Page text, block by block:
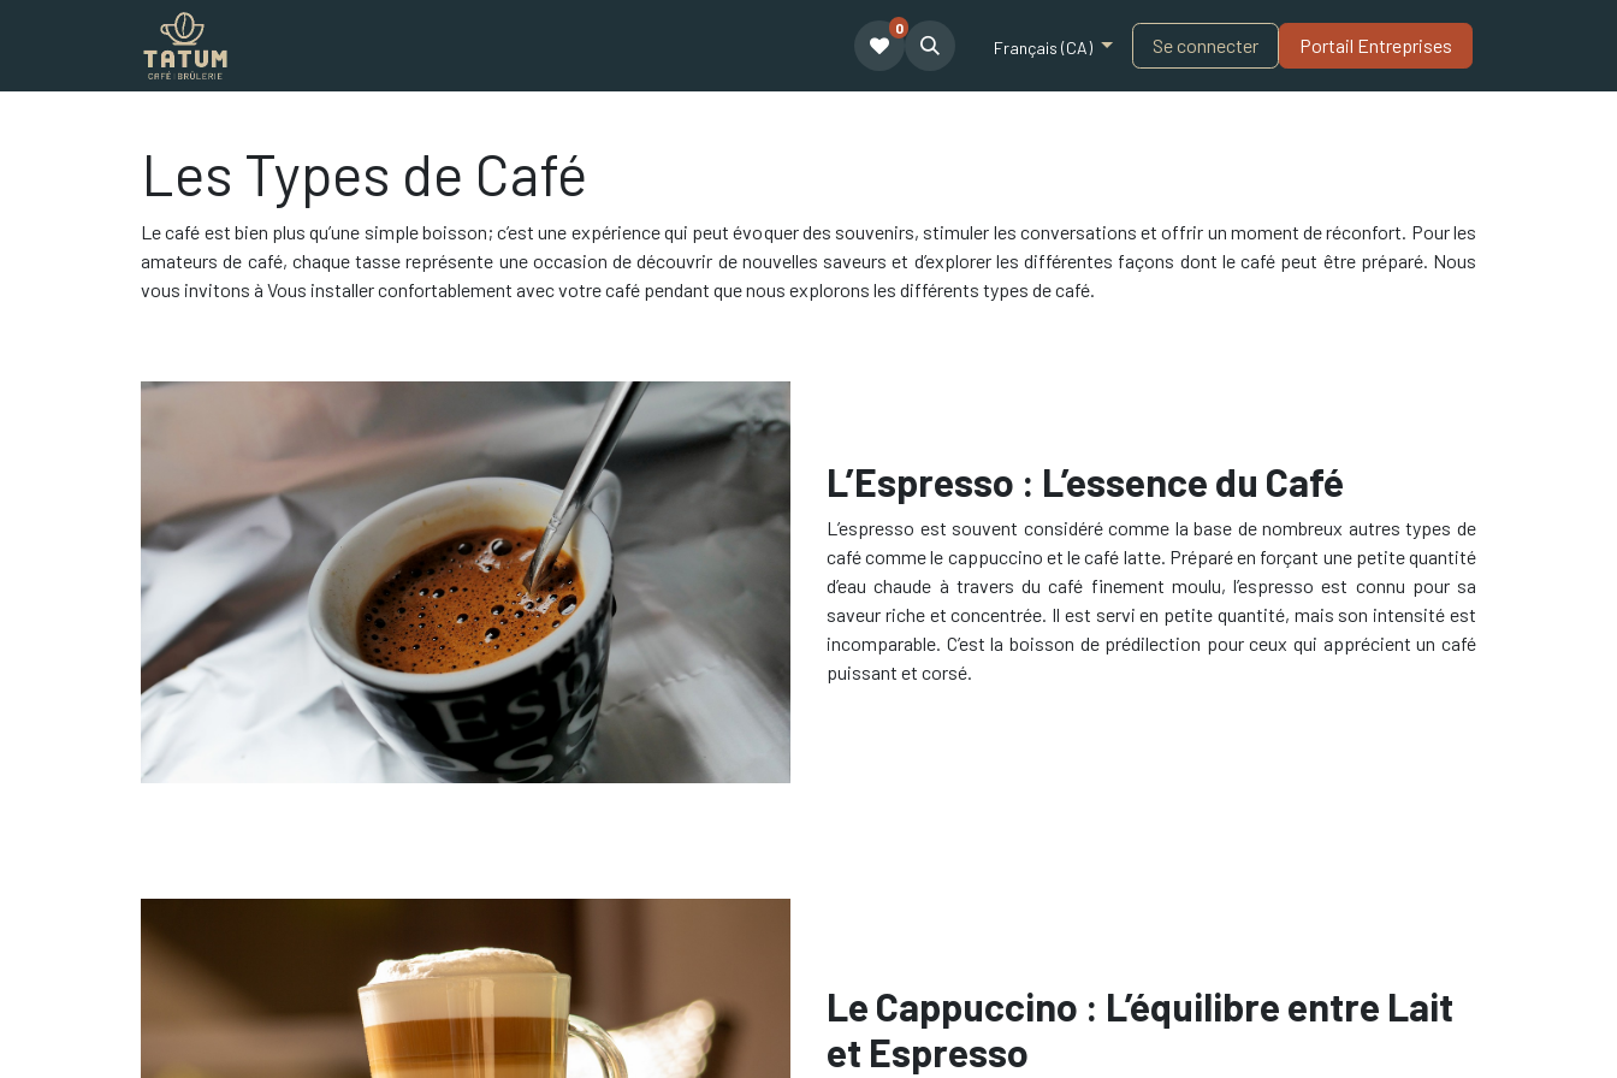
Notre équipe Partenariat Blogue
0
Français (CA) Se connecter Portail Entreprises​
Les Types de Café
Le café est bien plus qu’une simple boisson; c’est une expérience qui peut évoquer des souvenirs, stimuler les conversations et offrir un moment de réconfort. Pour les
amateurs de café, chaque tasse représente une occasion de découvrir de nouvelles saveurs et d’explorer les différentes façons dont le café peut être préparé. Nous
vous invitons à Vous installer confortablement avec votre café pendant que nous explorons les différents types de café.
L’Espresso : L’essence du Café
L’espresso est souvent considéré comme la base de nombreux autres types de
café comme le cappuccino et le café latte. Préparé en forçant une petite quantité
d’eau chaude à travers du café finement moulu, l’espresso est connu pour sa
saveur riche et concentrée. Il est servi en petite quantité, mais son intensité est
incomparable. C’est la boisson de prédilection pour ceux qui apprécient un café
puissant et corsé.
Le Cappuccino : L’équilibre entre Lait
et Espresso